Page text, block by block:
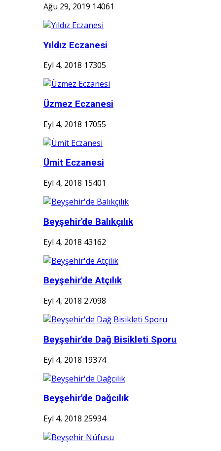
Ağu 29, 2019 14061
Yıldız Eczanesi
Eyl 4, 2018 17305
Üzmez Eczanesi
Eyl 4, 2018 17055
Ümit Eczanesi
Eyl 4, 2018 15401
Beyşehir'de Balıkçılık
Eyl 4, 2018 43162
Beyşehir'de Atçılık
Eyl 4, 2018 27098
Beyşehir'de Dağ Bisikleti Sporu
Eyl 4, 2018 19374
Beyşehir'de Dağcılık
Eyl 4, 2018 25934